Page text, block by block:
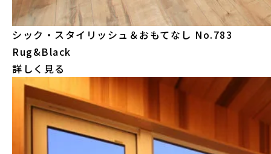
シック・スタイリッシュ＆おもてなし No.783
Rug&Black
詳しく見る